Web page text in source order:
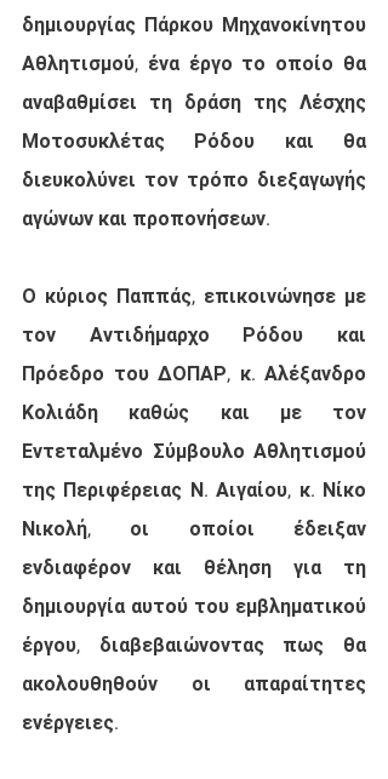
δημιουργίας Πάρκου Μηχανοκίνητου
Αθλητισμού, ένα έργο το οποίο θα
αναβαθμίσει τη δράση της Λέσχης
Μοτοσυκλέτας Ρόδου και θα
διευκολύνει τον τρόπο διεξαγωγής
αγώνων και προπονήσεων.
Ο κύριος Παππάς, επικοινώνησε με
τον Αντιδήμαρχο Ρόδου και
Πρόεδρο του ΔΟΠΑΡ, κ. Αλέξανδρο
Κολιάδη καθώς και με τον
Εντεταλμένο Σύμβουλο Αθλητισμού
της Περιφέρειας Ν. Αιγαίου, κ. Νίκο
Νικολή, οι οποίοι έδειξαν
ενδιαφέρον και θέληση για τη
δημιουργία αυτού του εμβληματικού
έργου, διαβεβαιώνοντας πως θα
ακολουθηθούν οι απαραίτητες
ενέργειες.